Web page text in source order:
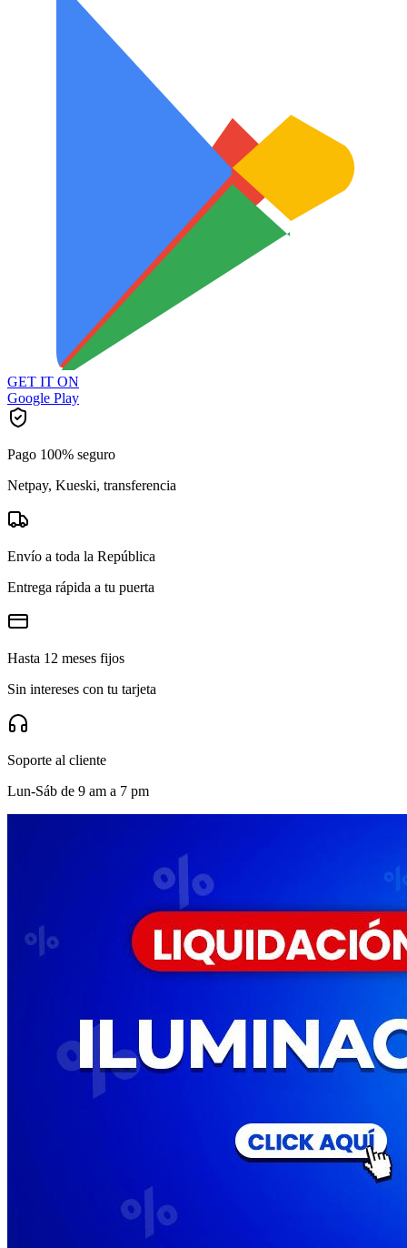
GET IT ON
Google Play
Pago 100% seguro
Netpay, Kueski, transferencia
Envío a toda la República
Entrega rápida a tu puerta
Hasta 12 meses fijos
Sin intereses con tu tarjeta
Soporte al cliente
Lun-Sáb de 9 am a 7 pm